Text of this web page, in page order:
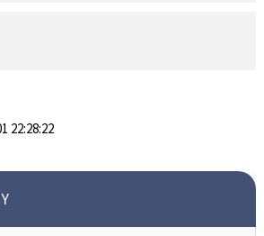
22:28:22